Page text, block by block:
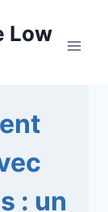
Low
: un